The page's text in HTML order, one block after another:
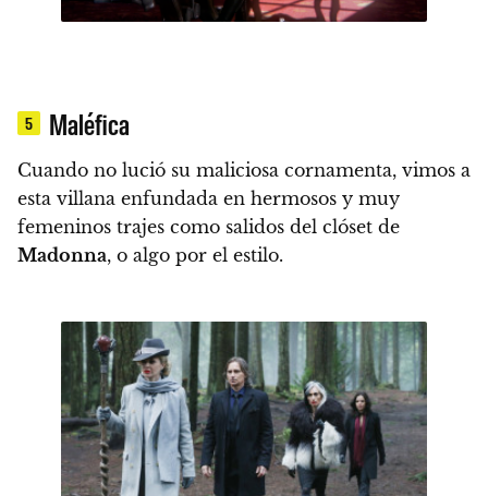
5 Maléfica
Cuando no lució su maliciosa cornamenta, vimos a
esta villana enfundada en hermosos y muy
femeninos trajes como salidos del clóset de
Madonna, o algo por el estilo.